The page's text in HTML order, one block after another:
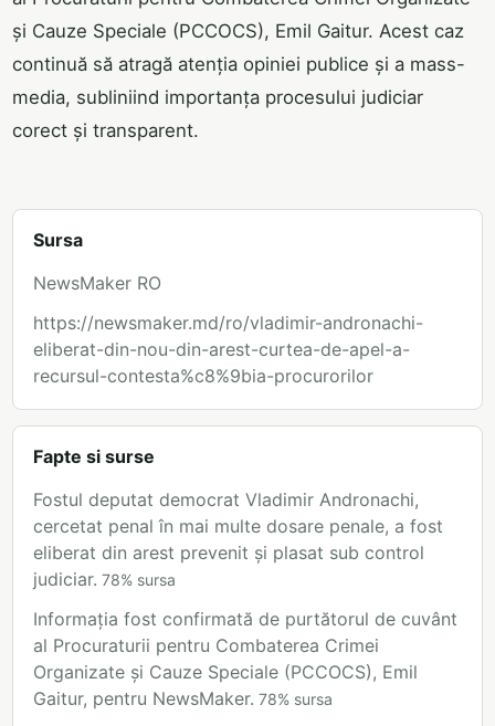
și Cauze Speciale (PCCOCS), Emil Gaitur. Acest caz
continuă să atragă atenția opiniei publice și a mass-
media, subliniind importanța procesului judiciar
corect și transparent.
Sursa
NewsMaker RO
https://newsmaker.md/ro/vladimir-andronachi-
eliberat-din-nou-din-arest-curtea-de-apel-a-
recursul-contesta%c8%9bia-procurorilor
Fapte si surse
Fostul deputat democrat Vladimir Andronachi,
cercetat penal în mai multe dosare penale, a fost
eliberat din arest prevenit și plasat sub control
judiciar. 78% sursa
Informația fost confirmată de purtătorul de cuvânt
al Procuraturii pentru Combaterea Crimei
Organizate și Cauze Speciale (PCCOCS), Emil
Gaitur, pentru NewsMaker. 78% sursa